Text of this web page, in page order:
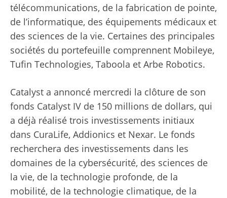
télécommunications, de la fabrication de pointe,
de l’informatique, des équipements médicaux et
des sciences de la vie. Certaines des principales
sociétés du portefeuille comprennent Mobileye,
Tufin Technologies, Taboola et Arbe Robotics.
Catalyst a annoncé mercredi la clôture de son
fonds Catalyst IV de 150 millions de dollars, qui
a déjà réalisé trois investissements initiaux
dans CuraLife, Addionics et Nexar. Le fonds
recherchera des investissements dans les
domaines de la cybersécurité, des sciences de
la vie, de la technologie profonde, de la
mobilité, de la technologie climatique, de la